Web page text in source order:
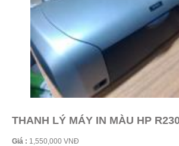
THANH LÝ MÁY IN MÀU HP
Giá : 1,550,000 VNĐ